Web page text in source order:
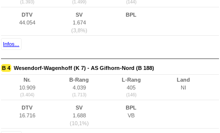
(1.393) (1.499) (144)
DTV
44.054
SV
1.674
(3,8%)
BPL
Infos...
B 4 Wesendorf-Wagenhoff (K 7) - AS Gifhorn-Nord (B 188)
Nr.
10.909
(3.404)
B-Rang
4.039
(1.713)
L-Rang
405
(146)
Land
NI
DTV
16.716
SV
1.688
(10,1%)
BPL
VB